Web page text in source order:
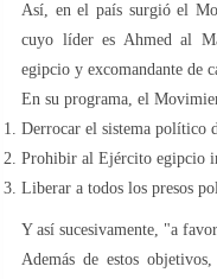
Así, en el país surgió el
cuyo líder es Ahmed al
egipcio y excomandante de
En su programa, el
Derrocar el sistema político
Prohibir al Ejército egipcio
Liberar a todos los presos
Y así sucesivamente, "a
Además de estos